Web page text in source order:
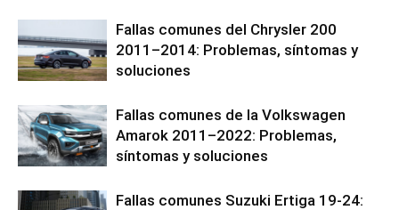
Fallas comunes del Chrysler 200
2011–2014: Problemas, síntomas y
soluciones
Fallas comunes de la Volkswagen
Amarok 2011–2022: Problemas,
síntomas y soluciones
Fallas comunes Suzuki Ertiga 19-24: